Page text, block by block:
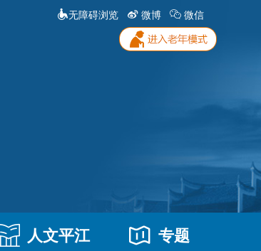
无障碍浏览 微博 微信
人文平江 专题